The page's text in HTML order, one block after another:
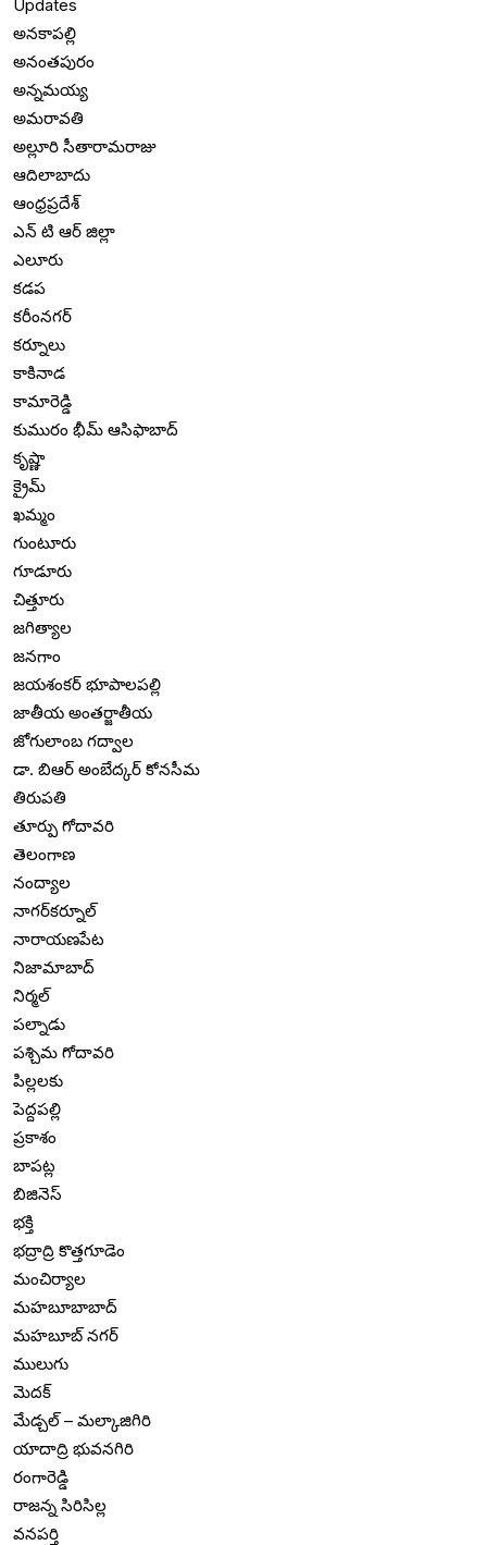
Updates
అనకాపల్లి
అనంతపురం
అన్నమయ్య
అమరావతి
అల్లూరి సీతారామరాజు
ఆదిలాబాదు
ఆంధ్రప్రదేశ్
ఎన్ టి ఆర్ జిల్లా
ఎలూరు
కడప
కరీంనగర్
కర్నూలు
కాకినాడ
కామారెడ్డి
కుమురం భీమ్ ఆసిఫాబాద్
కృష్ణా
క్రైమ్
ఖమ్మం
గుంటూరు
గూడూరు
చిత్తూరు
జగిత్యాల
జనగాం
జయశంకర్ భూపాలపల్లి
జాతీయ అంతర్జాతీయ
జోగులాంబ గద్వాల
డా. బిఆర్ అంబేద్కర్ కోనసీమ
తిరుపతి
తూర్పు గోదావరి
తెలంగాణ
నంద్యాల
నాగర్‌కర్నూల్
నారాయణపేట
నిజామాబాద్
నిర్మల్
పల్నాడు
పశ్చిమ గోదావరి
పిల్లలకు
పెద్దపల్లి
ప్రకాశం
బాపట్ల
బిజినెస్
భక్తి
భద్రాద్రి కొత్తగూడెం
మంచిర్యాల
మహబూబాబాద్
మహబూబ్ నగర్
ములుగు
మెదక్
మేడ్చల్ – మల్కాజిగిరి
యాదాద్రి భువనగిరి
రంగారెడ్డి
రాజన్న సిరిసిల్ల
వనపర్తి